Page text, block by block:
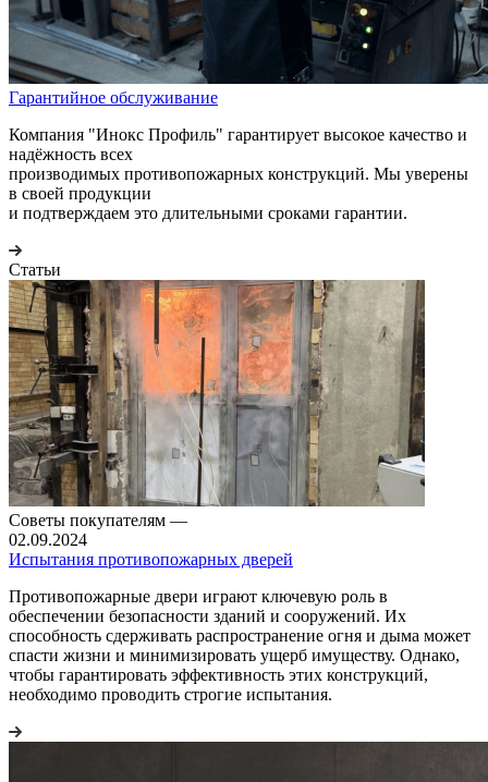
Гарантийное обслуживание
Компания "Инокс Профиль" гарантирует высокое качество и
надёжность всех
производимых противопожарных конструкций. Мы уверены
в своей продукции
и подтверждаем это длительными сроками гарантии.
Статьи
Советы покупателям —
02.09.2024
Испытания противопожарных дверей
Противопожарные двери играют ключевую роль в
обеспечении безопасности зданий и сооружений. Их
способность сдерживать распространение огня и дыма может
спасти жизни и минимизировать ущерб имуществу. Однако,
чтобы гарантировать эффективность этих конструкций,
необходимо проводить строгие испытания.